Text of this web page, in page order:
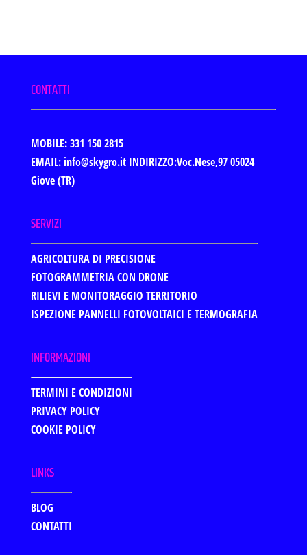
CONTATTI
MOBILE: 331 150 2815
EMAIL: info@skygro.it INDIRIZZO:Voc.Nese,97 05024
Giove (TR)
SERVIZI
AGRICOLTURA DI PRECISIONE
FOTOGRAMMETRIA CON DRONE
RILIEVI E MONITORAGGIO TERRITORIO
ISPEZIONE PANNELLI FOTOVOLTAICI E TERMOGRAFIA
INFORMAZIONI
TERMINI E CONDIZIONI
PRIVACY POLICY
COOKIE POLICY
LINKS
BLOG
CONTATTI